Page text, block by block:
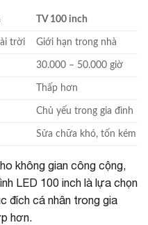
TV 100 inch
trời Giới hạn trong nhà
30.000 – 50.000 giờ
Thấp hơn
Chủ yếu trong gia đình
Sửa chữa khó, tốn kém
không gian công cộng,
LED 100 inch là lựa chọn
đích cá nhân trong gia
hơn.